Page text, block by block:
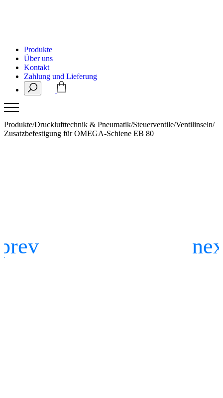
Produkte
Über uns
Kontakt
Zahlung und Lieferung
Produkte/Drucklufttechnik & Pneumatik/Steuerventile/Ventilinseln/
Zusatzbefestigung für OMEGA-Schiene EB 80